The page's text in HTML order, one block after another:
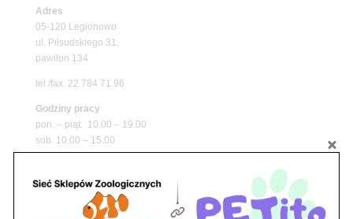
Adres
05-120 Legionowo
ul. Piłsudskiego 31,
pawilon 134
tel./fax. 22 784 71 96
Godziny pracy
pon. – piąt. 10.00 – 19.00
sob. 10.00 – 15.00
niedz. zamknięte
Adres
05-100 Nowy Dwór Mazowiecki